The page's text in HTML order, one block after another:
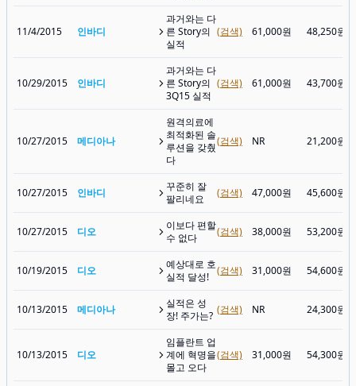
11/4/2015 인바디
과거와는 다
른 Story의
실적
(검색) 61,000원 48,250원
10/29/2015 인바디
과거와는 다
른 Story의
3Q15 실적
(검색) 61,000원 43,700원
10/27/2015 메디아나
원격의료에
최적화된 솔
루션을 갖췄
다
(검색) NR 21,200원
10/27/2015 인바디
꾸준히 잘
팔리네요
(검색) 47,000원 45,600원
10/27/2015 디오
이보다 편할
수 없다
(검색) 38,000원 53,200원
10/19/2015 디오
예상대로 호
실적 달성! (검색) 31,000원 54,600원
10/13/2015 메디아나
실적은 성
장! 주가는? (검색) NR 24,300원
10/13/2015 디오
임플란트 업
계에 혁명을
몰고 오다
(검색) 31,000원 54,300원